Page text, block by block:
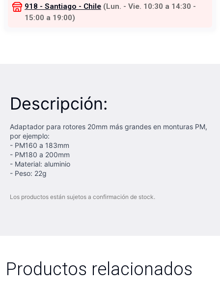
918 - Santiago - Chile (Lun. - Vie. 10:30 a 14:30 -
15:00 a 19:00)
Descripción:
Adaptador para rotores 20mm más grandes en monturas PM,
por ejemplo:
- PM160 a 183mm
- PM180 a 200mm
- Material: aluminio
- Peso: 22g
Los productos están sujetos a confirmación de stock.
Productos relacionados